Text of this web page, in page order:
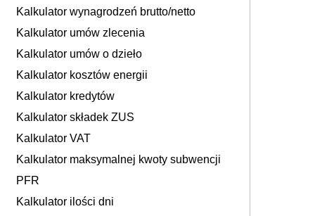
Kalkulator wynagrodzeń brutto/netto
Kalkulator umów zlecenia
Kalkulator umów o dzieło
Kalkulator kosztów energii
Kalkulator kredytów
Kalkulator składek ZUS
Kalkulator VAT
Kalkulator maksymalnej kwoty subwencji
PFR
Kalkulator ilości dni